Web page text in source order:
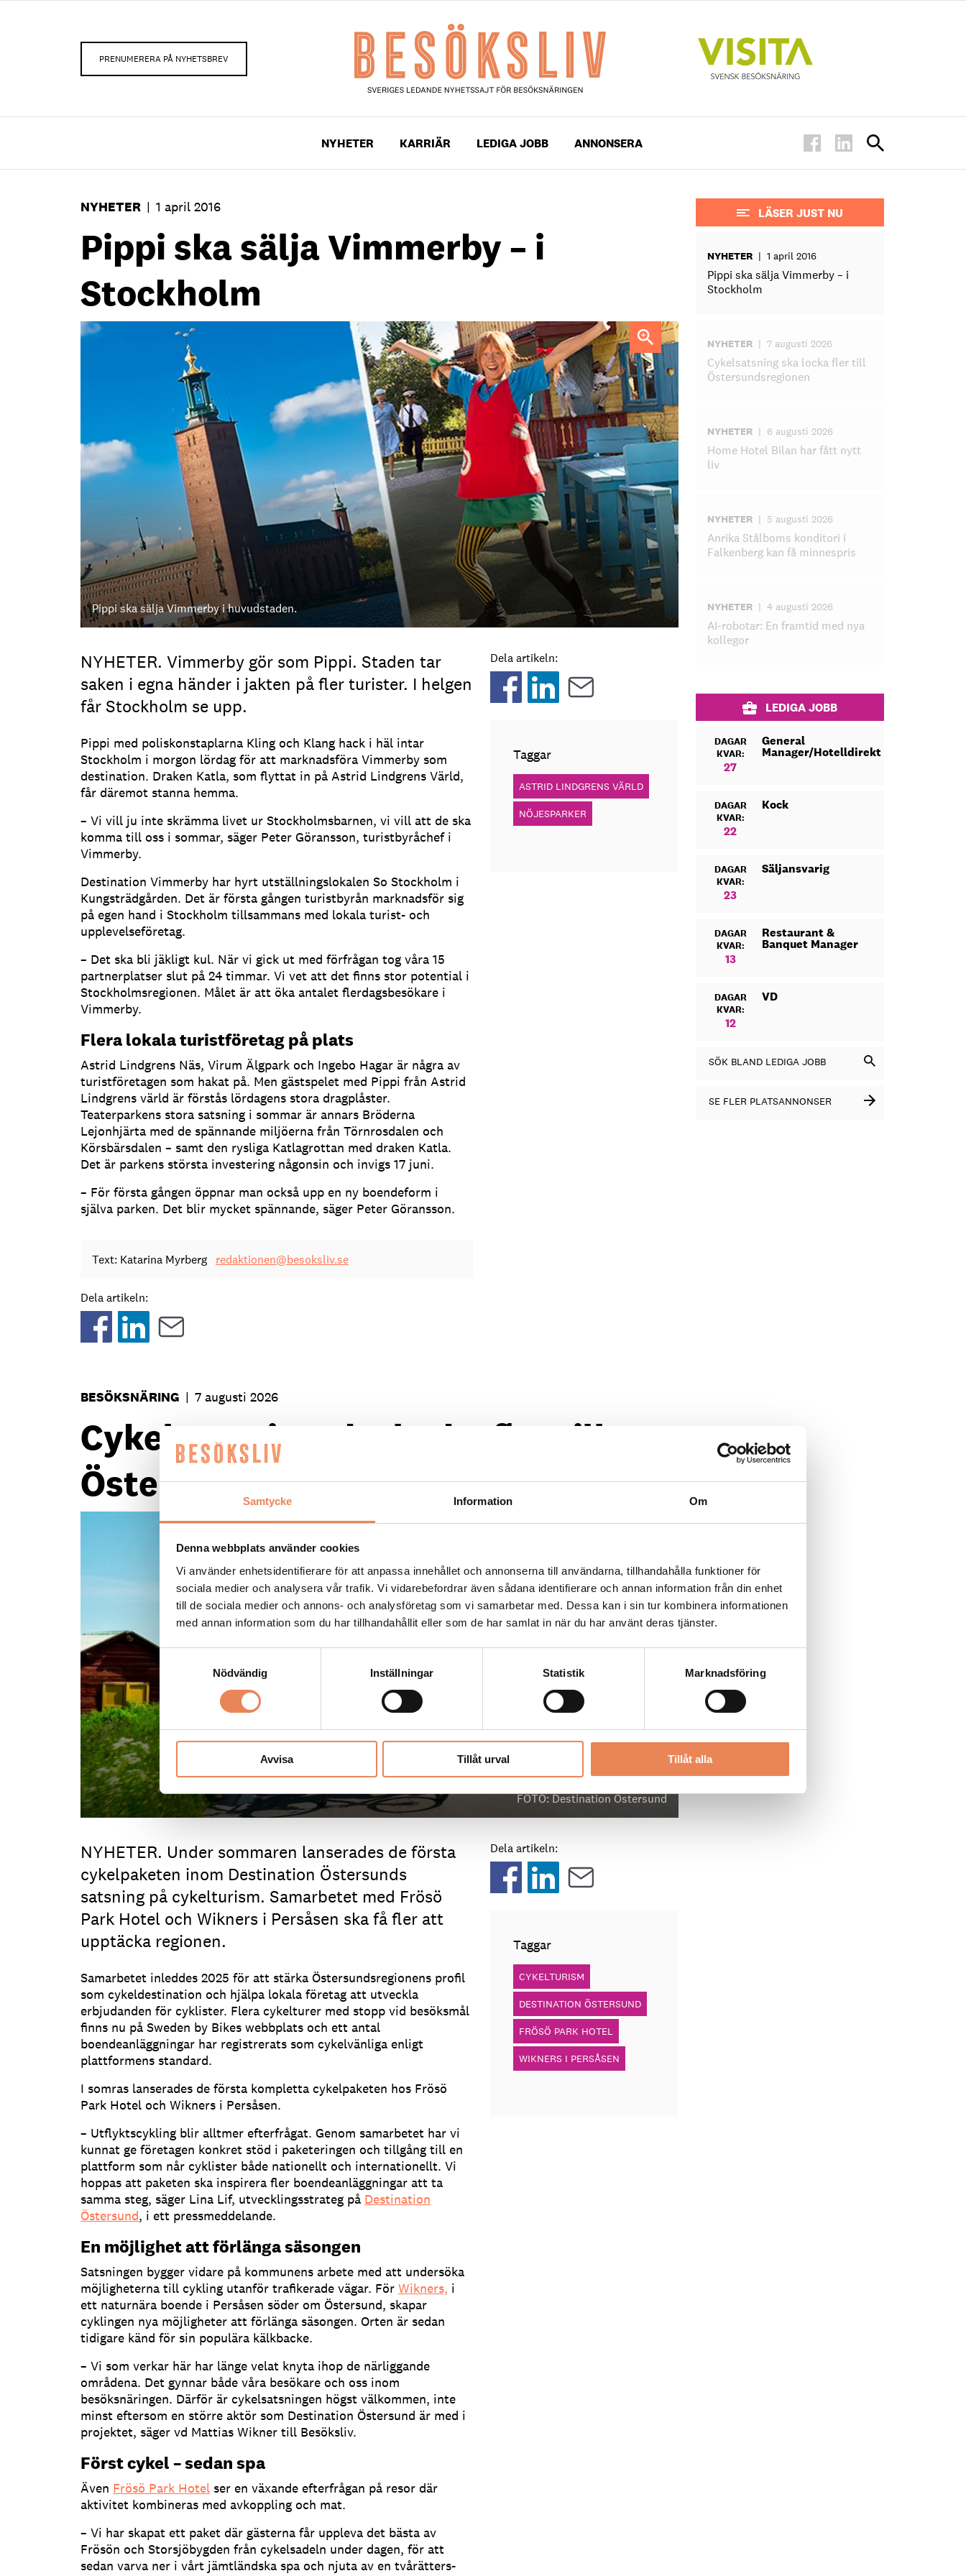
Samtycke Information Om
Denna webbplats använder cookies
Vi använder enhetsidentifierare för att anpassa innehållet och annonserna till användarna, tillhandahålla funktioner för
sociala medier och analysera vår trafik. Vi vidarebefordrar även sådana identifierare och annan information från din enhet
till de sociala medier och annons- och analysföretag som vi samarbetar med. Dessa kan i sin tur kombinera informationen
med annan information som du har tillhandahållit eller som de har samlat in när du har använt deras tjänster.
Nödvändig
Inställningar Statistik Marknadsföring
Avvisa Tillåt urval Tillåt alla
PRENUMERERA PÅ NYHETSBREV
NYHETER KARRIÄR LEDIGA JOBB ANNONSERA
NYHETER | 1 april 2016
Pippi ska sälja Vimmerby – i
Stockholm
Pippi ska sälja Vimmerby i huvudstaden.
NYHETER. Vimmerby gör som Pippi. Staden tar
saken i egna händer i jakten på fler turister. I helgen
får Stockholm se upp.
Pippi med poliskonstaplarna Kling och Klang hack i häl intar
Stockholm i morgon lördag för att marknadsföra Vimmerby som
destination. Draken Katla, som flyttat in på Astrid Lindgrens Värld,
får däremot stanna hemma.
– Vi vill ju inte skrämma livet ur Stockholmsbarnen, vi vill att de ska
komma till oss i sommar, säger Peter Göransson, turistbyråchef i
Vimmerby.
Destination Vimmerby har hyrt utställningslokalen So Stockholm i
Kungsträdgården. Det är första gången turistbyrån marknadsför sig
på egen hand i Stockholm tillsammans med lokala turist- och
upplevelseföretag.
– Det ska bli jäkligt kul. När vi gick ut med förfrågan tog våra 15
partnerplatser slut på 24 timmar. Vi vet att det finns stor potential i
Stockholmsregionen. Målet är att öka antalet flerdagsbesökare i
Vimmerby.
Flera lokala turistföretag på plats
Astrid Lindgrens Näs, Virum Älgpark och Ingebo Hagar är några av
turistföretagen som hakat på. Men gästspelet med Pippi från Astrid
Lindgrens värld är förstås lördagens stora dragplåster.
Teaterparkens stora satsning i sommar är annars Bröderna
Lejonhjärta med de spännande miljöerna från Törnrosdalen och
Körsbärsdalen – samt den rysliga Katlagrottan med draken Katla.
Det är parkens största investering någonsin och invigs 17 juni.
– För första gången öppnar man också upp en ny boendeform i
själva parken. Det blir mycket spännande, säger Peter Göransson.
Text: Katarina Myrberg redaktionen@besoksliv.se
Dela artikeln:
Dela artikeln:
Taggar
ASTRID LINDGRENS VÄRLD
NÖJESPARKER
BESÖKSNÄRING | 7 augusti 2026
Cykelsatsning ska locka fler till
Östersundsregionen
FOTO: Destination Östersund
NYHETER. Under sommaren lanserades de första
cykelpaketen inom Destination Östersunds
satsning på cykelturism. Samarbetet med Frösö
Park Hotel och Wikners i Persåsen ska få fler att
upptäcka regionen.
Samarbetet inleddes 2025 för att stärka Östersundsregionens profil
som cykeldestination och hjälpa lokala företag att utveckla
erbjudanden för cyklister. Flera cykelturer med stopp vid besöksmål
finns nu på Sweden by Bikes webbplats och ett antal
boendeanläggningar har registrerats som cykelvänliga enligt
plattformens standard.
I somras lanserades de första kompletta cykelpaketen hos Frösö
Park Hotel och Wikners i Persåsen.
– Utflyktscykling blir alltmer efterfrågat. Genom samarbetet har vi
kunnat ge företagen konkret stöd i paketeringen och tillgång till en
plattform som når cyklister både nationellt och internationellt. Vi
hoppas att paketen ska inspirera fler boendeanläggningar att ta
samma steg, säger Lina Lif, utvecklingsstrateg på Destination
Östersund, i ett pressmeddelande.
En möjlighet att förlänga säsongen
Satsningen bygger vidare på kommunens arbete med att undersöka
möjligheterna till cykling utanför trafikerade vägar. För Wikners, i
ett naturnära boende i Persåsen söder om Östersund, skapar
cyklingen nya möjligheter att förlänga säsongen. Orten är sedan
tidigare känd för sin populära kälkbacke.
– Vi som verkar här har länge velat knyta ihop de närliggande
områdena. Det gynnar både våra besökare och oss inom
besöksnäringen. Därför är cykelsatsningen högst välkommen, inte
minst eftersom en större aktör som Destination Östersund är med i
projektet, säger vd Mattias Wikner till Besöksliv.
Först cykel – sedan spa
Även Frösö Park Hotel ser en växande efterfrågan på resor där
aktivitet kombineras med avkoppling och mat.
– Vi har skapat ett paket där gästerna får uppleva det bästa av
Frösön och Storsjöbygden från cykelsadeln under dagen, för att
sedan varva ner i vårt jämtländska spa och njuta av en tvårätters-
Dela artikeln:
Taggar
CYKELTURISM
DESTINATION ÖSTERSUND
FRÖSÖ PARK HOTEL
WIKNERS I PERSÅSEN
LÄSER JUST NU
NYHETER | 1 april 2016
Pippi ska sälja Vimmerby – i
Stockholm
NYHETER | 7 augusti 2026
Cykelsatsning ska locka fler till
Östersundsregionen
NYHETER | 6 augusti 2026
Home Hotel Bilan har fått nytt
liv
NYHETER | 5 augusti 2026
Anrika Stålboms konditori i
Falkenberg kan få minnespris
NYHETER | 4 augusti 2026
AI-robotar: En framtid med nya
kollegor
LEDIGA JOBB
DAGAR
KVAR:
27
General
Manager/Hotelldirektör
DAGAR
KVAR:
22
Kock
DAGAR
KVAR:
23
Säljansvarig
DAGAR
KVAR:
13
Restaurant &
Banquet Manager
DAGAR
KVAR:
12
VD
SÖK BLAND LEDIGA JOBB
SE FLER PLATSANNONSER